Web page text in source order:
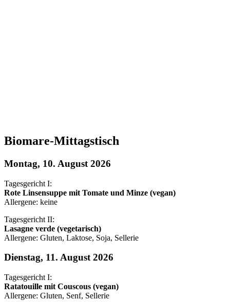
Biomare-Mittagstisch
Montag, 10. August 2026
Tagesgericht I:
Rote Linsensuppe mit Tomate und Minze (vegan)
Allergene: keine
Tagesgericht II:
Lasagne verde (vegetarisch)
Allergene: Gluten, Laktose, Soja, Sellerie
Dienstag, 11. August 2026
Tagesgericht I:
Ratatouille mit Couscous (vegan)
Allergene: Gluten, Senf, Sellerie